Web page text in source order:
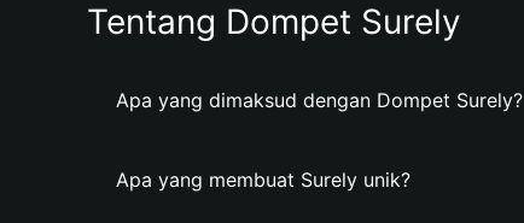
Tentang Dompet Surely
Apa yang dimaksud dengan Dompet Surely?
Apa yang membuat Surely unik?